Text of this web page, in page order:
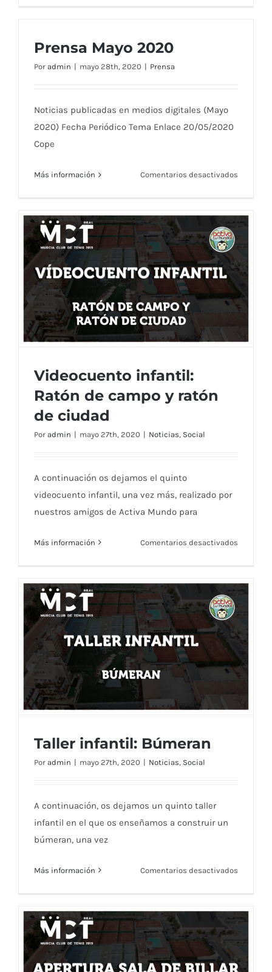
Prensa Mayo 2020
Por admin | mayo 28th, 2020 | Prensa
Noticias publicadas en medios digitales (Mayo
2020) Fecha Periódico Tema Enlace 20/05/2020
Cope
Más información Comentarios desactivados
2020
ratón de ciudad
Videocuento infantil:
Ratón de campo y ratón
de ciudad
Por admin | mayo 27th, 2020 | Noticias, Social
A continuación os dejamos el quinto
videocuento infantil, una vez más, realizado por
nuestros amigos de Activa Mundo para
Más información Comentarios desactivados
Ratón
campo
ratón
de
ciudad
Taller infantil: Búmeran
Taller infantil: Búmeran
Por admin | mayo 27th, 2020 | Noticias, Social
A continuación, os dejamos un quinto taller
infantil en el que os enseñamos a construir un
búmeran, una vez
Más información Comentarios desactivados
Búmeran